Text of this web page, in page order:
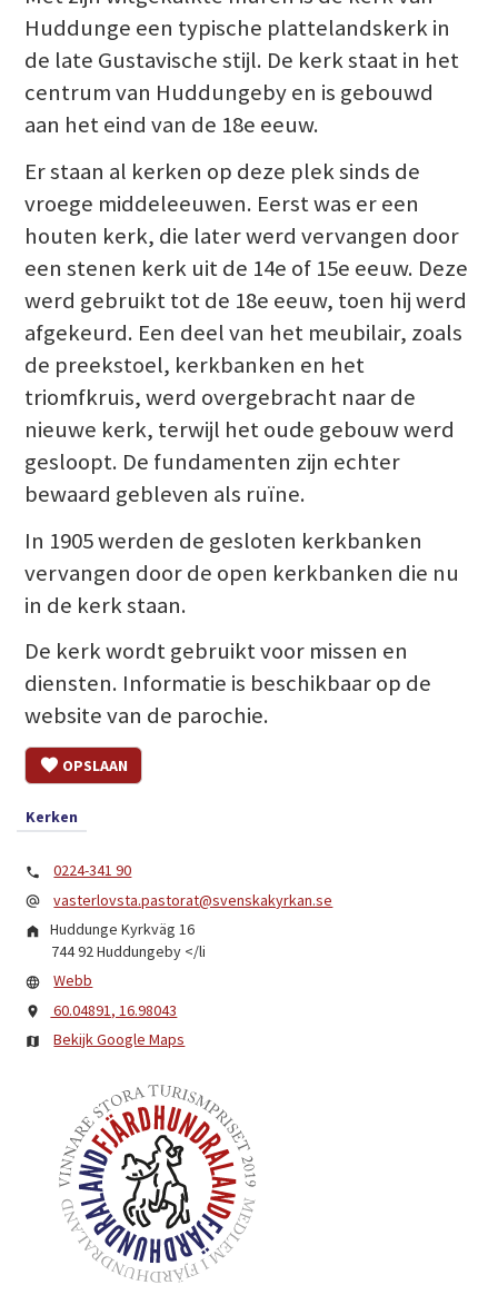
Huddunge een typische plattelandskerk in
de late Gustavische stijl. De kerk staat in het
centrum van Huddungeby en is gebouwd
aan het eind van de 18e eeuw.
Er staan al kerken op deze plek sinds de
vroege middeleeuwen. Eerst was er een
houten kerk, die later werd vervangen door
een stenen kerk uit de 14e of 15e eeuw. Deze
werd gebruikt tot de 18e eeuw, toen hij werd
afgekeurd. Een deel van het meubilair, zoals
de preekstoel, kerkbanken en het
triomfkruis, werd overgebracht naar de
nieuwe kerk, terwijl het oude gebouw werd
gesloopt. De fundamenten zijn echter
bewaard gebleven als ruïne.
In 1905 werden de gesloten kerkbanken
vervangen door de open kerkbanken die nu
in de kerk staan.
De kerk wordt gebruikt voor missen en
diensten. Informatie is beschikbaar op de
website van de parochie.
OPSLAAN
Kerken
0224-341 90
vasterlovsta.pastorat@svenskakyrkan.se
Huddunge Kyrkväg 16
744 92 Huddungeby </li
Webb
60.04891, 16.98043
Bekijk Google Maps